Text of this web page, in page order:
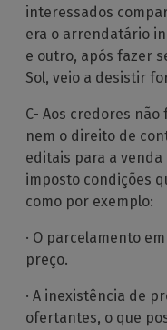
interessados
era o arrendatário
e outro, após fazer
Sol, veio a desistir
C- Aos credores
nem o direito de
editais para a
imposto condições
como por exemplo:
· O parcelamento
preço.
· A inexistência de
ofertantes, o que